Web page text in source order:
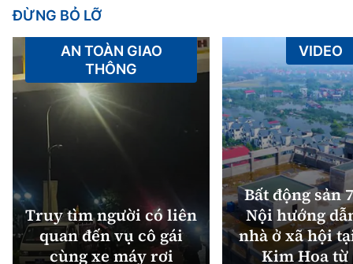
ĐỪNG BỎ LỠ
Truy tìm người có liên
quan đến vụ cô gái
cùng xe máy rơi
AN TOÀN GIAO
THÔNG
Bất động sản
Nội hướng
nhà ở xã hội
Kim Hoa từ
VIDEO